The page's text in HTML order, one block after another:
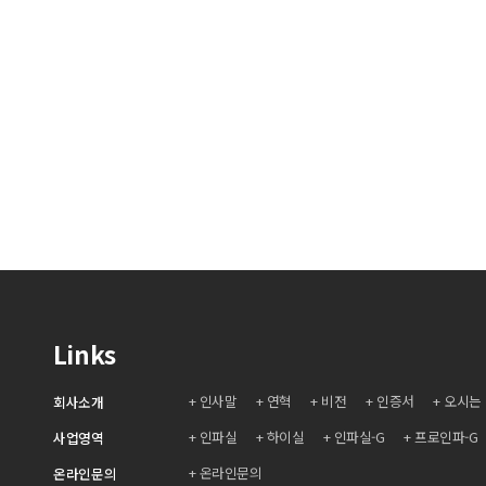
Links
회사소개 인사말 연혁 비전 인증서
오시는
사업영역
인파실 하이실 인파실-G
프로인파-G
온라인문의
온라인문의